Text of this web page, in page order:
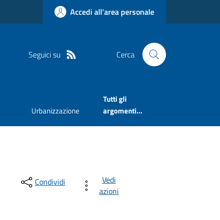
Accedi all'area personale
Seguici su Cerca
Urbanizzazione
Tutti gli
argomenti...
Condividi
Vedi
azioni